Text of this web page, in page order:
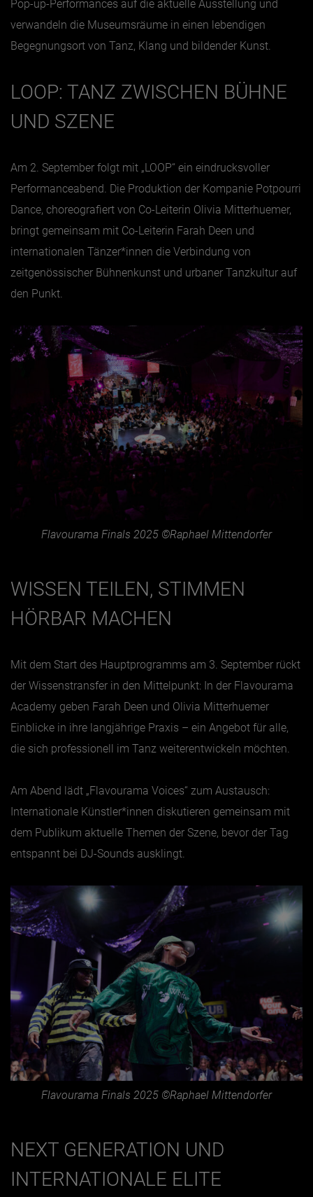
Pop-up-Performances auf die aktuelle Ausstellung und
verwandeln die Museumsräume in einen lebendigen
Begegnungsort von Tanz, Klang und bildender Kunst.
LOOP: TANZ ZWISCHEN BÜHNE
UND SZENE
Am 2. September folgt mit „LOOP“ ein eindrucksvoller
Performanceabend. Die Produktion der Kompanie Potpourri
Dance, choreografiert von Co-Leiterin Olivia Mitterhuemer,
bringt gemeinsam mit Co-Leiterin Farah Deen und
internationalen Tänzer*innen die Verbindung von
zeitgenössischer Bühnenkunst und urbaner Tanzkultur auf
den Punkt.
Flavourama Finals 2025 ©Raphael Mittendorfer
WISSEN TEILEN, STIMMEN
HÖRBAR MACHEN
Mit dem Start des Hauptprogramms am 3. September rückt
der Wissenstransfer in den Mittelpunkt: In der Flavourama
Academy geben Farah Deen und Olivia Mitterhuemer
Einblicke in ihre langjährige Praxis – ein Angebot für alle,
die sich professionell im Tanz weiterentwickeln möchten.
Am Abend lädt „Flavourama Voices“ zum Austausch:
Internationale Künstler*innen diskutieren gemeinsam mit
dem Publikum aktuelle Themen der Szene, bevor der Tag
entspannt bei DJ-Sounds ausklingt.
Flavourama Finals 2025 ©Raphael Mittendorfer
NEXT GENERATION UND
INTERNATIONALE ELITE